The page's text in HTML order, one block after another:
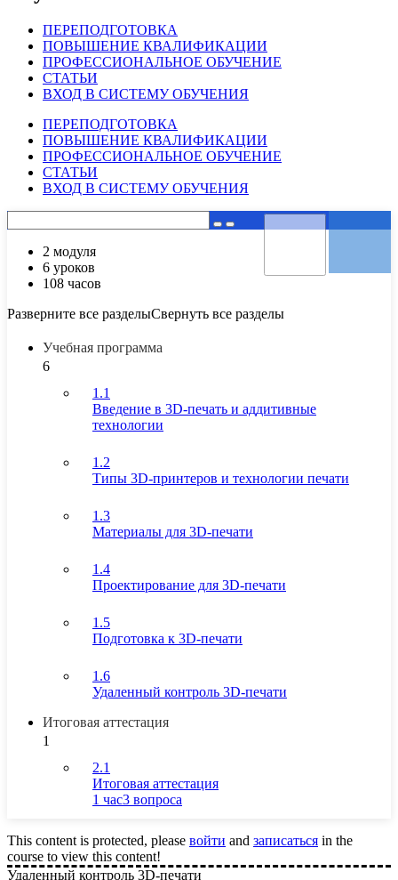
ПЕРЕПОДГОТОВКА
ПОВЫШЕНИЕ КВАЛИФИКАЦИИ
ПРОФЕССИОНАЛЬНОЕ ОБУЧЕНИЕ
СТАТЬИ
ВХОД В СИСТЕМУ ОБУЧЕНИЯ
ПЕРЕПОДГОТОВКА
ПОВЫШЕНИЕ КВАЛИФИКАЦИИ
ПРОФЕССИОНАЛЬНОЕ ОБУЧЕНИЕ
СТАТЬИ
ВХОД В СИСТЕМУ ОБУЧЕНИЯ
2 модуля
6 уроков
108 часов
Разверните все разделыСвернуть все разделы
Учебная программа
6
1.1
Введение в 3D-печать и аддитивные
технологии
1.2
Типы 3D-принтеров и технологии печати
1.3
Материалы для 3D-печати
1.4
Проектирование для 3D-печати
1.5
Подготовка к 3D-печати
1.6
Удаленный контроль 3D-печати
Итоговая аттестация
1
2.1
Итоговая аттестация
1 час3 вопроса
This content is protected, please войти and записаться in the
course to view this content!
Удаленный контроль 3D-печати